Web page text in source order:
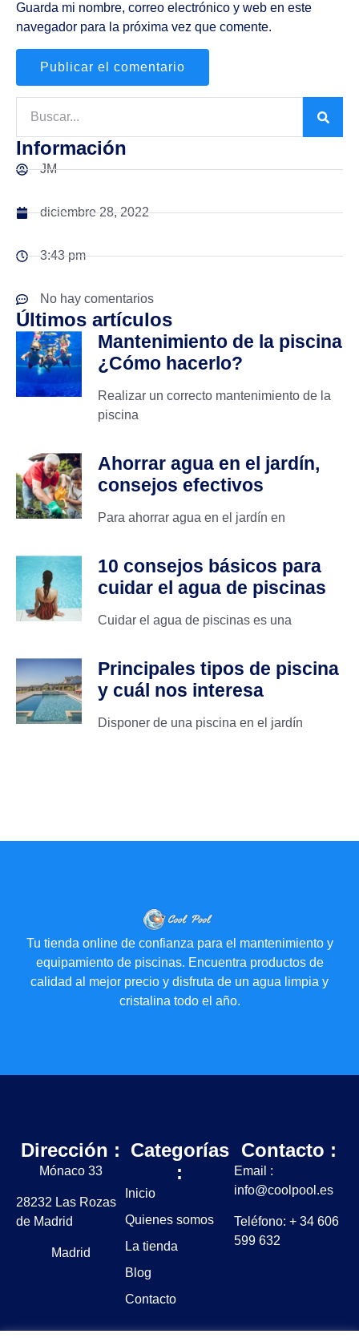
Guarda mi nombre, correo electrónico y web en este
navegador para la próxima vez que comente.
Información
JM
diciembre 28, 2022
3:43 pm
No hay comentarios
Últimos artículos
Mantenimiento de la piscina
¿Cómo hacerlo?
Realizar un correcto mantenimiento de la
piscina
Ahorrar agua en el jardín,
consejos efectivos
Para ahorrar agua en el jardín en
10 consejos básicos para
cuidar el agua de piscinas
Cuidar el agua de piscinas es una
Principales tipos de piscina
y cuál nos interesa
Disponer de una piscina en el jardín
Tu tienda online de confianza para el mantenimiento y
equipamiento de piscinas. Encuentra productos de
calidad al mejor precio y disfruta de un agua limpia y
cristalina todo el año.
Dirección :
Mónaco 33
28232 Las Rozas
de Madrid
Madrid
Categorías
:
Inicio
Quienes somos
La tienda
Blog
Contacto
Contacto :
Email :
info@coolpool.es
Teléfono: + 34 606
599 632